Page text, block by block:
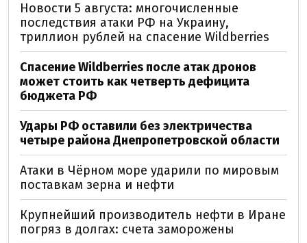
Новости 5 августа: многочисленные
последствия атаки РФ на Украину,
триллион рублей на спасение Wildberries
Спасение Wildberries после атак дронов
может стоить как четверть дефицита
бюджета РФ
Удары РФ оставили без электричества
четыре района Днепропетровской области
Атаки в Чёрном море ударили по мировым
поставкам зерна и нефти
Крупнейший производитель нефти в Иране
погряз в долгах: счета заморожены